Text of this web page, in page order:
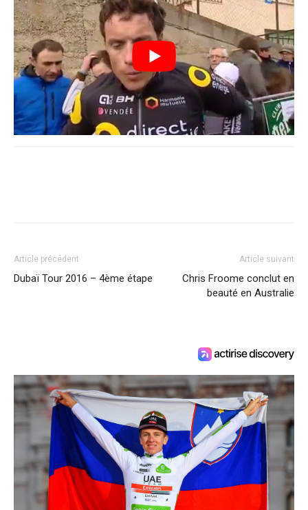
Article précédent
Dubaï Tour 2016 – 4ème étape
Article suivant
Chris Froome conclut en
beauté en Australie